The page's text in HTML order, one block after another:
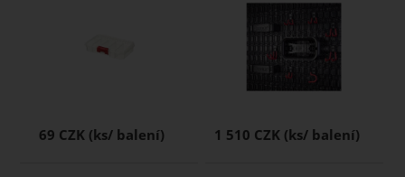
69 CZK 1 510 CZK